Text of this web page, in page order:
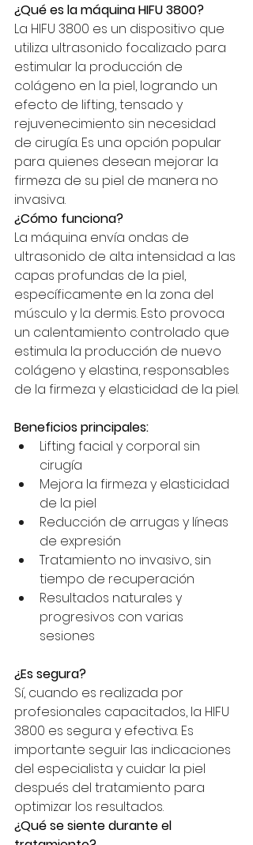
¿Qué es la máquina HIFU 3800?
La HIFU 3800 es un dispositivo que
utiliza ultrasonido focalizado para
estimular la producción de
colágeno en la piel, logrando un
efecto de lifting, tensado y
rejuvenecimiento sin necesidad
de cirugía. Es una opción popular
para quienes desean mejorar la
firmeza de su piel de manera no
invasiva.
¿Cómo funciona?
La máquina envía ondas de
ultrasonido de alta intensidad a las
capas profundas de la piel,
específicamente en la zona del
músculo y la dermis. Esto provoca
un calentamiento controlado que
estimula la producción de nuevo
colágeno y elastina, responsables
de la firmeza y elasticidad de la piel.
Beneficios principales:
Lifting facial y corporal sin
cirugía
Mejora la firmeza y elasticidad
de la piel
Reducción de arrugas y líneas
de expresión
Tratamiento no invasivo, sin
tiempo de recuperación
Resultados naturales y
progresivos con varias
sesiones
¿Es segura?
Sí, cuando es realizada por
profesionales capacitados, la HIFU
3800 es segura y efectiva. Es
importante seguir las indicaciones
del especialista y cuidar la piel
después del tratamiento para
optimizar los resultados.
¿Qué se siente durante el